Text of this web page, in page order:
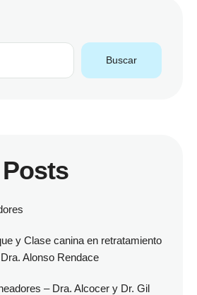
Buscar
y Clase canina en retratamiento
Alonso Rendace
– Dra. Alcocer y Dr. Gil